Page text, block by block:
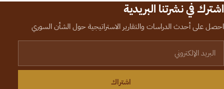
اشترك في نشرتنا البريدية
احصل على أحدث الدراسات والتقارير الاستراتيجية حول الشأن السوري
اشتراك